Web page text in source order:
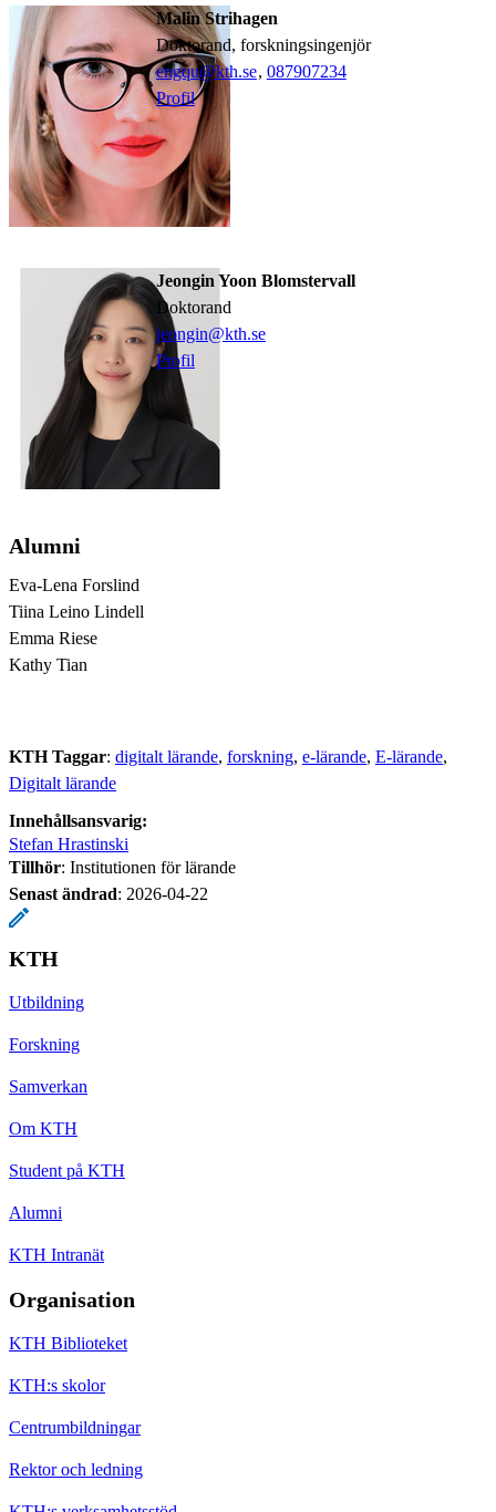
Malin Strihagen
doktorand, forskningsingenjör
engqu@kth.se, 087907234
Profil
Jeongin Yoon Blomstervall
doktorand
jeongin@kth.se
Profil
Alumni
Eva-Lena Forslind
Tiina Leino Lindell
Emma Riese
Kathy Tian
KTH Taggar: digitalt lärande forskning e-lärande E-lärande
Digitalt lärande
Innehållsansvarig:
Stefan Hrastinski
Tillhör: Institutionen för lärande
Senast ändrad: 2026-04-22
KTH
Utbildning
Forskning
Samverkan
Om KTH
Student på KTH
Alumni
KTH Intranät
Organisation
KTH Biblioteket
KTH:s skolor
Centrumbildningar
Rektor och ledning